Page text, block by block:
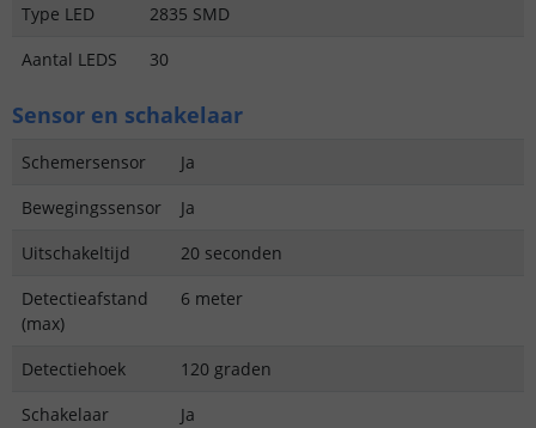
Type LED
2835 SMD
Aantal LEDS
30
Sensor en schakelaar
Schemersensor
Ja
Bewegingssensor
Ja
Uitschakeltijd
20 seconden
Detectieafstand
(max)
6 meter
Detectiehoek
120 graden
Schakelaar
Ja